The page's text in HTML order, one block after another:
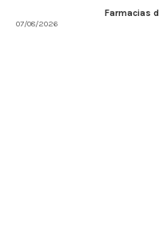
Farmacias
07/08/2026